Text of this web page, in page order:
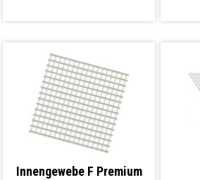
Innengewebe F Premium